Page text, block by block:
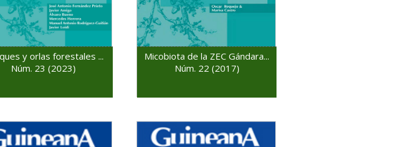
y orlas forestales ...
Núm. 23 (2023)
Micobiota de la ZEC Gándara...
Núm. 22 (2017)